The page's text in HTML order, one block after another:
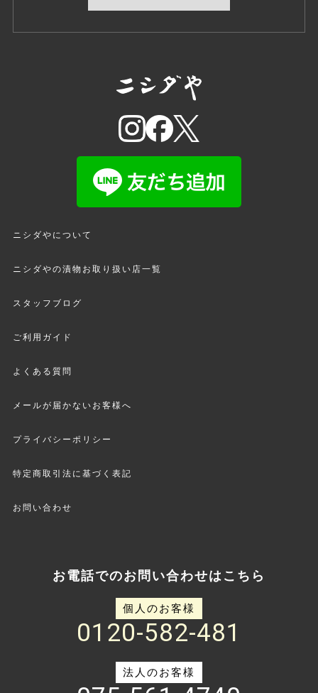
ニシダやについて
ニシダやの漬物お取り扱い店一覧
スタッフブログ
ご利用ガイド
よくある質問
メールが届かないお客様へ
プライバシーポリシー
特定商取引法に基づく表記
お問い合わせ
お電話でのお問い合わせはこちら
個人のお客様
0120-582-481
法人のお客様